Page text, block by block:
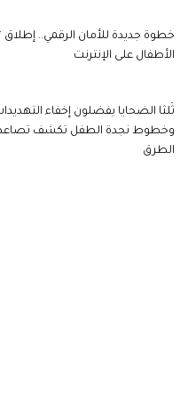
خطوة جديدة للأمان الرقمي..
الأطفال على الإنترنت
ثُلثا الضحايا يفضلون إخفاء
وخطوط نجدة الطفل تكشف تصاعد
الطرق